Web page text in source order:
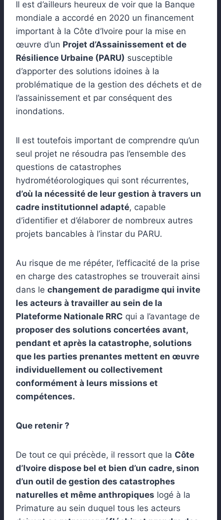
Il est d’ailleurs heureux de voir que la Banque
mondiale a accordé en 2020 un financement
important à la Côte d’Ivoire pour la mise en
œuvre d’un Projet d’Assainissement et de
Résilience Urbaine (PARU) susceptible
d’apporter des solutions idoines à la
problématique de la gestion des déchets et de
l’assainissement et par conséquent des
inondations.
Il est toutefois important de comprendre qu’un
seul projet ne résoudra pas l’ensemble des
questions de catastrophes
hydrométéorologiques qui sont récurrentes,
d’où la nécessité de leur gestion à travers un
cadre institutionnel adapté, capable
d’identifier et d’élaborer de nombreux autres
projets bancables à l’instar du PARU.
Au risque de me répéter, l’efficacité de la prise
en charge des catastrophes se trouverait ainsi
dans le changement de paradigme qui invite
les acteurs à travailler au sein de la
Plateforme Nationale RRC qui a l’avantage de
proposer des solutions concertées avant,
pendant et après la catastrophe, solutions
que les parties prenantes mettent en œuvre
individuellement ou collectivement
conformément à leurs missions et
compétences.
Que retenir ?
De tout ce qui précède, il ressort que la Côte
d’Ivoire dispose bel et bien d’un cadre, sinon
d’un outil de gestion des catastrophes
naturelles et même anthropiques logé à la
Primature au sein duquel tous les acteurs